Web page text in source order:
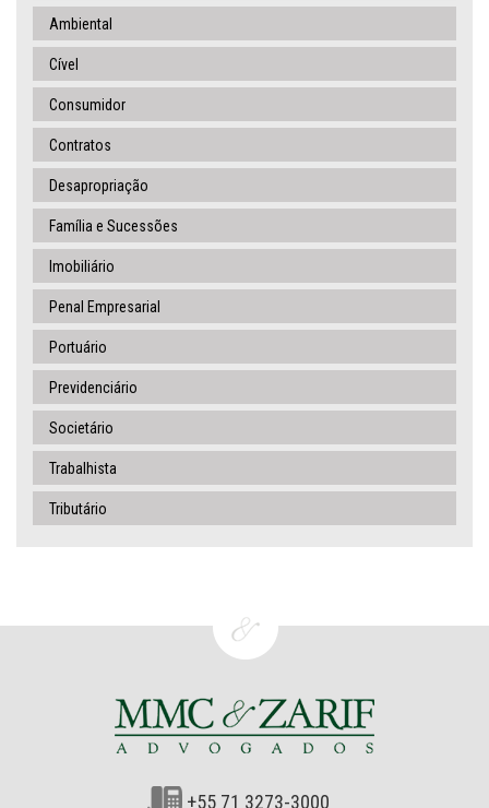
Ambiental
Cível
Consumidor
Contratos
Desapropriação
Família e Sucessões
Imobiliário
Penal Empresarial
Portuário
Previdenciário
Societário
Trabalhista
Tributário
+55 71 3273-3000